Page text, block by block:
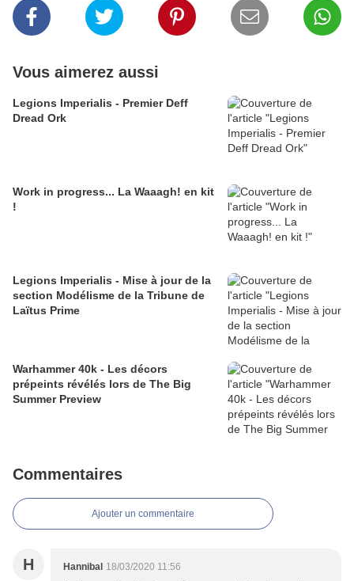
Vous aimerez aussi
Legions Imperialis - Premier Deff
Dread Ork
Work in progress... La Waaagh! en kit
!
Legions Imperialis - Mise à jour de la
section Modélisme de la Tribune de
Laïtus Prime
Warhammer 40k - Les décors
prépeints révélés lors de The Big
Summer Preview
Commentaires
Ajouter un commentaire
H Hannibal 18/03/2020 11:56